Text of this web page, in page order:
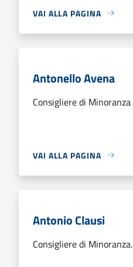
VAI ALLA PAGINA
Antonello Avena
Consigliere di Minoranza
VAI ALLA PAGINA
Antonio Clausi
Consigliere di Minoranza.